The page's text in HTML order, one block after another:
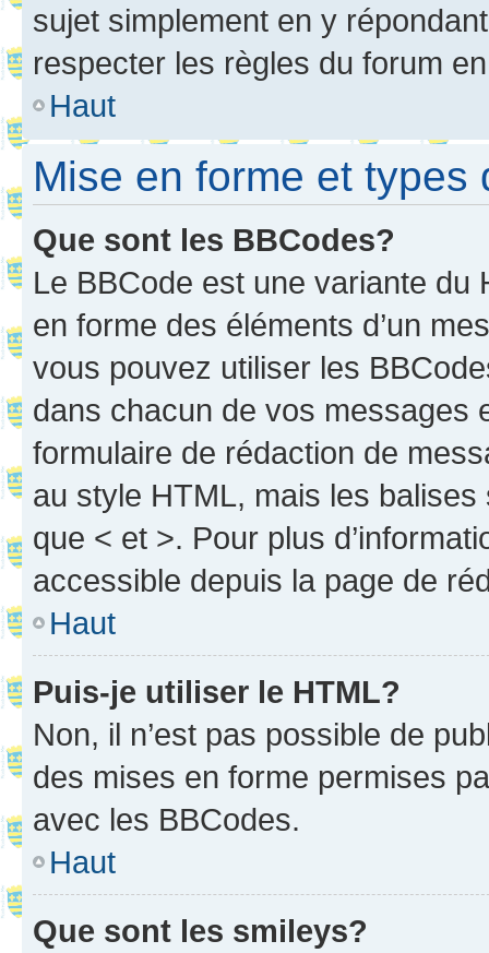
sujet simplement en y
respecter les règles du forum
Haut
Mise en forme et types
Que sont les BBCodes?
Le BBCode est une variante du
en forme des éléments d’un
vous pouvez utiliser les
dans chacun de vos messages
formulaire de rédaction de
au style HTML, mais les
que < et >. Pour plus
accessible depuis la page de
Haut
Puis-je utiliser le HTML?
Non, il n’est pas possible de
des mises en forme permises
avec les BBCodes.
Haut
Que sont les smileys?